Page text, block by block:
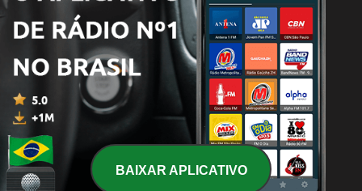
Nuestro flamenco RETROMIX
Podcasts internacionais de Músicas
BAIXAR APLICATIVO